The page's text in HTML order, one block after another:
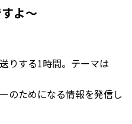
よ～
りする1時間。テーマは
のためになる情報を発信し